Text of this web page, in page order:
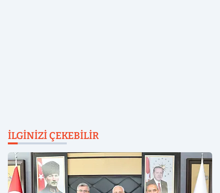
İLGINIZI ÇEKEBILIR